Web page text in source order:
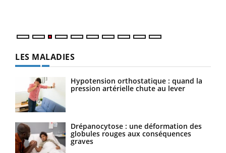
LES MALADIES
Hypotension orthostatique : quand la
pression artérielle chute au lever
Drépanocytose : une déformation des
globules rouges aux conséquences
graves